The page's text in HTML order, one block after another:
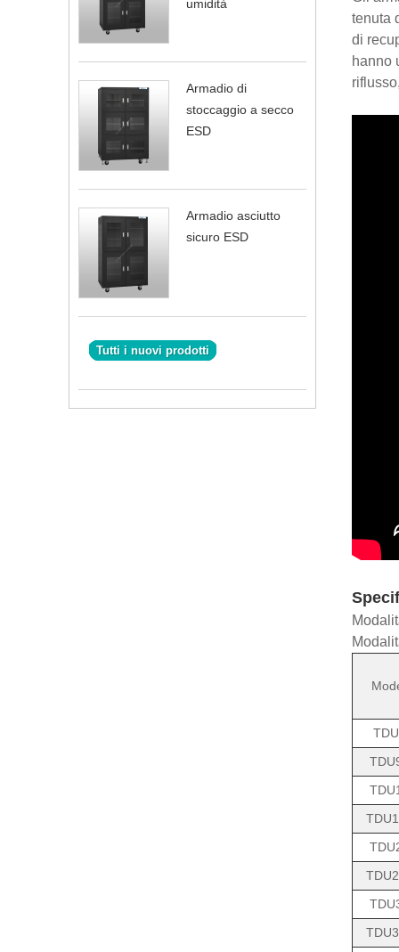
umidità
Armadio di
stoccaggio a secco
ESD
Armadio asciutto
sicuro ESD
Tutti i nuovi prodotti
tenuta
di
hanno